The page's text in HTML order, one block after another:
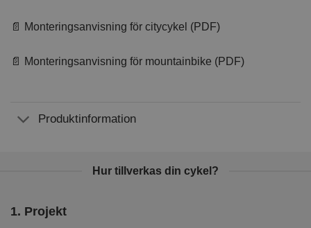
📄 Monteringsanvisning för citycykel (PDF)
📄 Monteringsanvisning för mountainbike (PDF)
Produktinformation
Hur tillverkas din cykel?
1. Projekt